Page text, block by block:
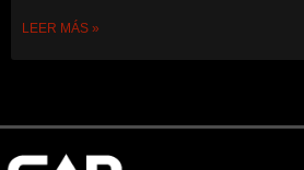
LEER MÁS »